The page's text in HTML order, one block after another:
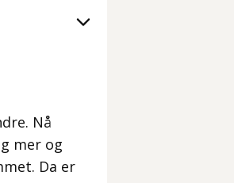
Nå
mer og
Da er